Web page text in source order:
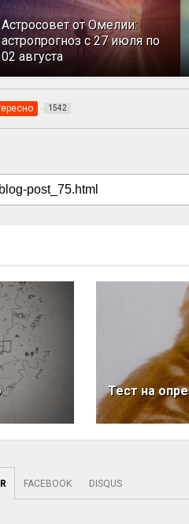
Астросовет от Омелии:
астропрогноз с 27 июля по
02 августа
1542
Тест на
FACEBOOK DISQUS